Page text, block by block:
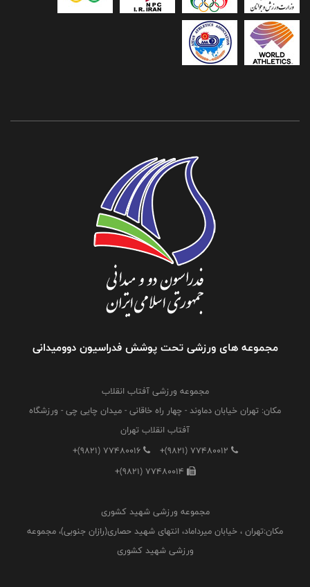
مجموعه های ورزشی تحت پوشش فدراسیون دوومیدانی
مجموعه ورزشی آفتاب انقلاب
مکان: تهران خیابان دماوند - چهار راه خاقانی - میدان چایی چی - ورزشگاه
آفتاب انقلاب تهران
+(9821) 77480012
+(9821) 77480016
+(9821) 77480014
مجموعه ورزشی شهید کشوری
مکان:تهران ، خیابان میرداماد، انتهای شهید حصاری(رازان جنوبی)، مجموعه
ورزشی شهید کشوری